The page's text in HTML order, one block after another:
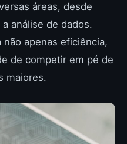
áreas, desde
análise de dados.
não apenas eficiência,
de competir em pé de
maiores.